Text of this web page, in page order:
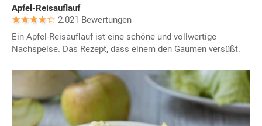
Apfel-Reisauflauf
2.021 Bewertungen
Ein Apfel-Reisauflauf ist eine schöne und vollwertige
Nachspeise. Das Rezept, dass einem den Gaumen versüßt.